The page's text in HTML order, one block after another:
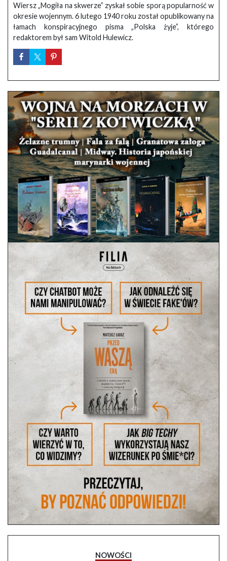
Wiersz „Mogiła na skwerze” zyskał sobie sporą popularność w
okresie wojennym. 6 lutego 1940 roku został opublikowany na
łamach konspiracyjnego pisma „Polska żyje”, którego
redaktorem był sam Witold Hulewicz.
NOWOŚCI